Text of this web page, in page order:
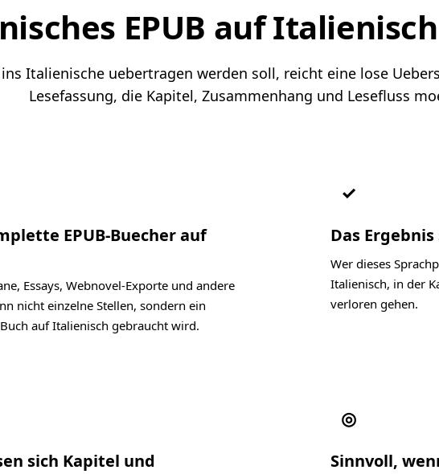
EPUB auf
Italienische uebertragen werden soll, reicht eine lose
Lesefassung, die Kapitel, Zusammenhang und Lesefluss
EPUB-Buecher auf
Essays, Webnovel-Exporte und andere
nicht einzelne Stellen, sondern ein
auf Italienisch gebraucht wird.
✓
Das
Wer dieses
Italienisch, in der
verloren gehen.
sich Kapitel und
◎
Sinnvoll,